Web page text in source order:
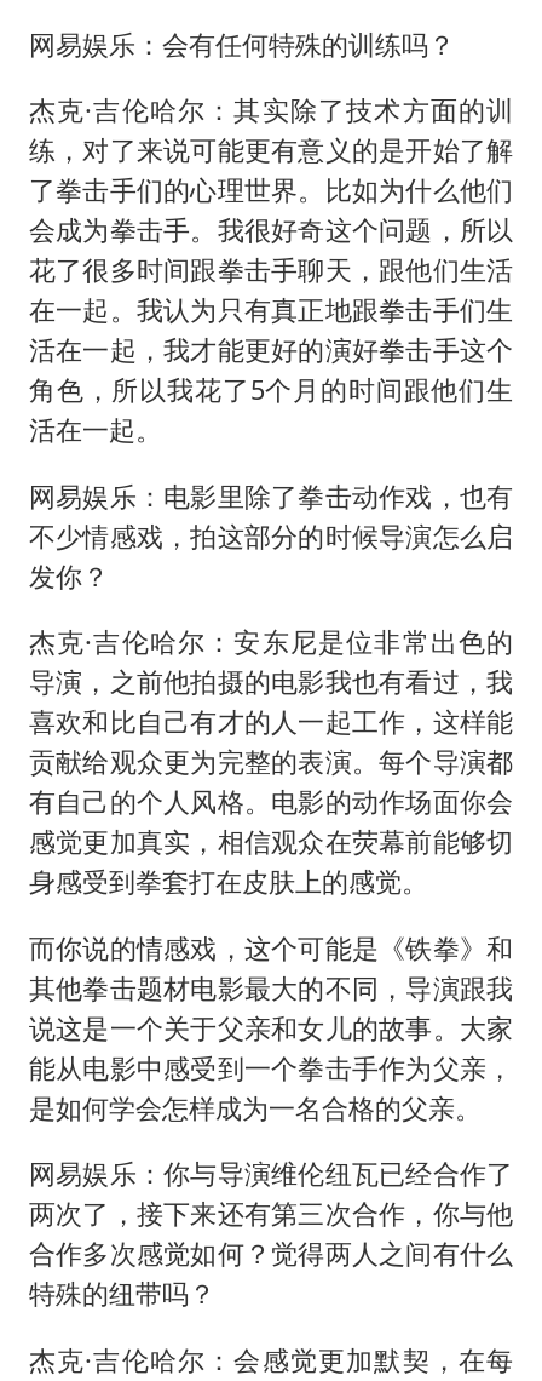
网易娱乐：会有任何特殊的训练吗？
杰克·吉伦哈尔：其实除了技术方面的训
练，对了来说可能更有意义的是开始了解
了拳击手们的心理世界。比如为什么他们
会成为拳击手。我很好奇这个问题，所以
花了很多时间跟拳击手聊天，跟他们生活
在一起。我认为只有真正地跟拳击手们生
活在一起，我才能更好的演好拳击手这个
角色，所以我花了5个月的时间跟他们生
活在一起。
网易娱乐：电影里除了拳击动作戏，也有
不少情感戏，拍这部分的时候导演怎么启
发你？
杰克·吉伦哈尔：安东尼是位非常出色的
导演，之前他拍摄的电影我也有看过，我
喜欢和比自己有才的人一起工作，这样能
贡献给观众更为完整的表演。每个导演都
有自己的个人风格。电影的动作场面你会
感觉更加真实，相信观众在荧幕前能够切
身感受到拳套打在皮肤上的感觉。
而你说的情感戏，这个可能是《铁拳》和
其他拳击题材电影最大的不同，导演跟我
说这是一个关于父亲和女儿的故事。大家
能从电影中感受到一个拳击手作为父亲，
是如何学会怎样成为一名合格的父亲。
网易娱乐：你与导演维伦纽瓦已经合作了
两次了，接下来还有第三次合作，你与他
合作多次感觉如何？觉得两人之间有什么
特殊的纽带吗？
杰克·吉伦哈尔：会感觉更加默契，在每